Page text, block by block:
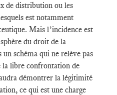
de distribution ou les
est notamment
Mais l’incidence est
du droit de la
schéma qui ne relève pas
la libre confrontation de
démontrer la légitimité
ce qui est une charge